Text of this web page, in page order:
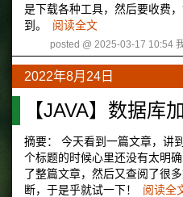
是下载各种工具，然后要收费
到。
阅读全文
posted @ 2025-03-17 10:54
2022年8月24日
【JAVA】数据库
摘要： 今天看到一篇文章，讲
个标题的时候心里还没有太明
了整篇文章，然后又查阅了很
断，于是乎就试一下！
阅读全